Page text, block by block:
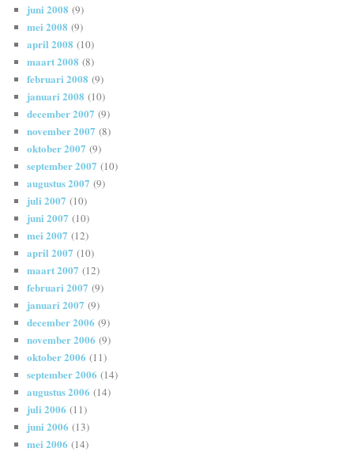
juni 2008 (9)
mei 2008 (9)
april 2008 (10)
maart 2008 (8)
februari 2008 (9)
januari 2008 (10)
december 2007 (9)
november 2007 (8)
oktober 2007 (9)
september 2007 (10)
augustus 2007 (9)
juli 2007 (10)
juni 2007 (10)
mei 2007 (12)
april 2007 (10)
maart 2007 (12)
februari 2007 (9)
januari 2007 (9)
december 2006 (9)
november 2006 (9)
oktober 2006 (11)
september 2006 (14)
augustus 2006 (14)
juli 2006 (11)
juni 2006 (13)
mei 2006 (14)